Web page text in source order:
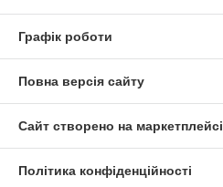
Графік роботи
Повна версія сайту
Сайт створено на маркетплейсі
Політика конфіденційності